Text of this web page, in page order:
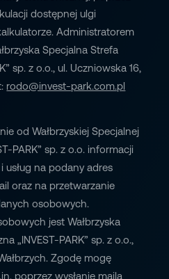
dostępnej ulgi
Administratorem
Specjalna Strefa
sp. z o.o., ul. Uczniowska 16,
rodo@invest-park.com.pl
od Wałbrzyskiej Specjalnej
PARK” sp. z o.o. informacji
na podany adres
oraz na przetwarzanie
osobowych.
jest Wałbrzyska
„INVEST-PARK” sp. z o.o.,
Zgodę mogę
poprzez wysłanie maila